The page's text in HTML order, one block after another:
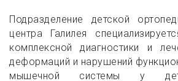
Подразделение детской
центра Галилея
комплексной диагностики и
деформаций и нарушений
мышечной системы у